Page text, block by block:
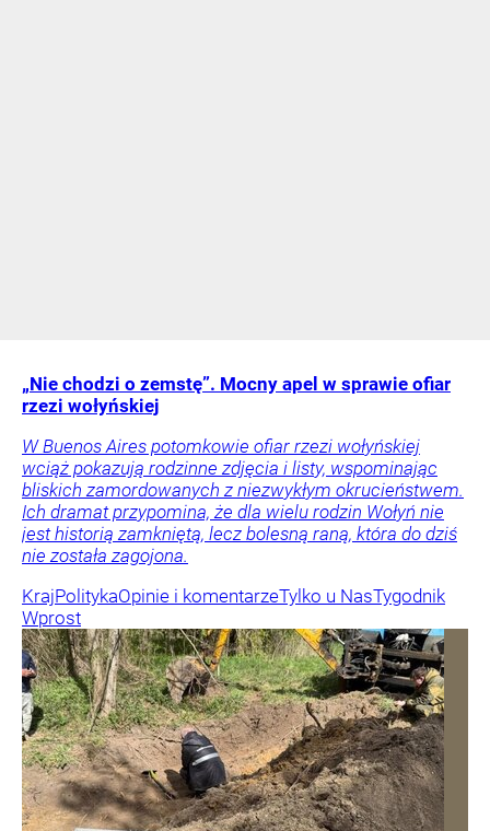
„Nie chodzi o zemstę”. Mocny apel w sprawie ofiar
rzezi wołyńskiej
W Buenos Aires potomkowie ofiar rzezi wołyńskiej
wciąż pokazują rodzinne zdjęcia i listy, wspominając
bliskich zamordowanych z niezwykłym okrucieństwem.
Ich dramat przypomina, że dla wielu rodzin Wołyń nie
jest historią zamkniętą, lecz bolesną raną, która do dziś
nie została zagojona.
KrajPolitykaOpinie i komentarzeTylko u NasTygodnik
Wprost